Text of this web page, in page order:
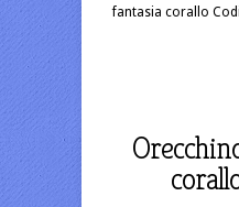
fantasia corallo